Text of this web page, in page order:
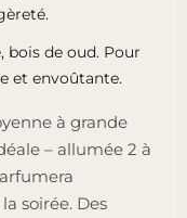
bois de oud. Pour
et envoûtante.
à grande
– allumée 2 à
soirée. Des